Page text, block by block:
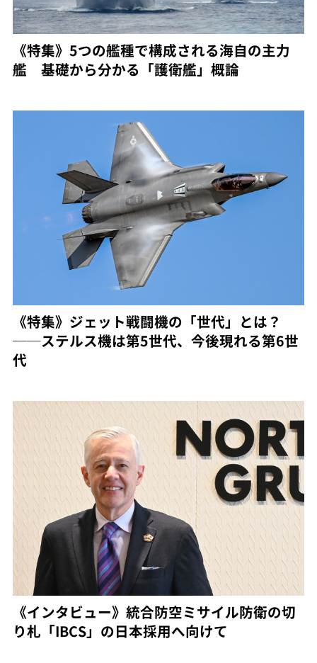
《特集》5つの艦種で構成される海自の主力
艦 基礎から分かる「護衛艦」概論
《特集》ジェット戦闘機の「世代」とは？
──ステルス機は第5世代、今後現れる第6世
代
《インタビュー》統合防空ミサイル防衛の切
り札「IBCS」の日本採用へ向けて